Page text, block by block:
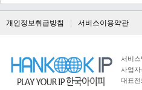
개인정보취급방침 서비스이용약관
서비
사업
대표전